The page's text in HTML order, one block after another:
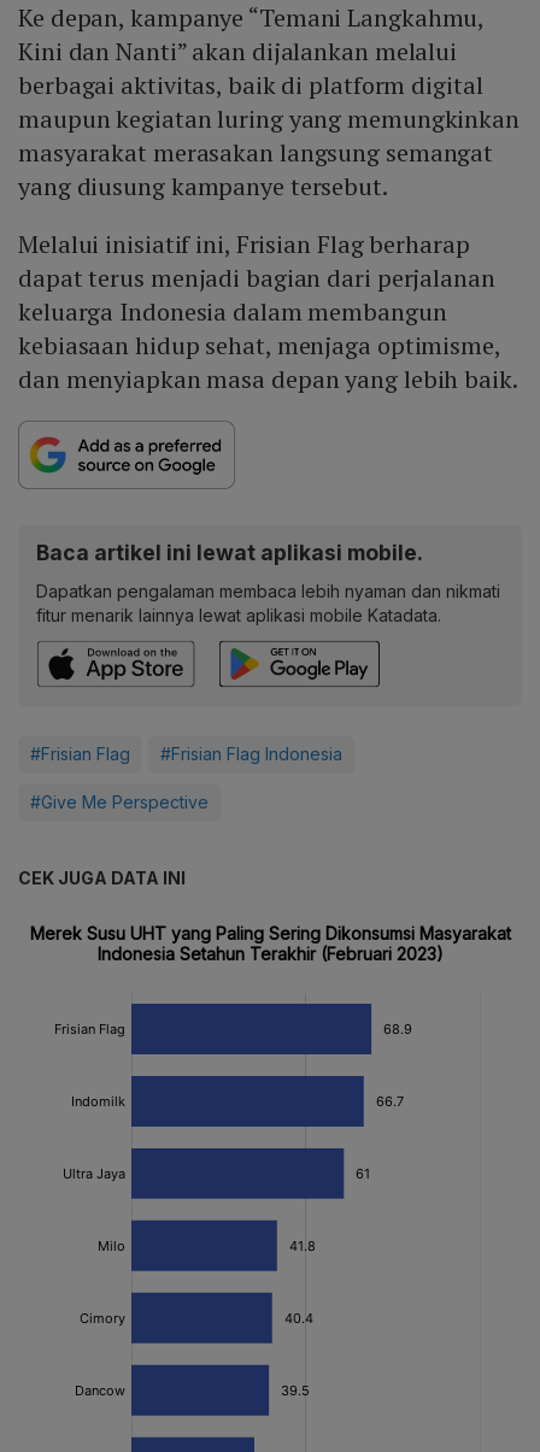
Ke depan, kampanye “Temani Langkahmu,
Kini dan Nanti” akan dijalankan melalui
berbagai aktivitas, baik di platform digital
maupun kegiatan luring yang memungkinkan
masyarakat merasakan langsung semangat
yang diusung kampanye tersebut.
Melalui inisiatif ini, Frisian Flag berharap
dapat terus menjadi bagian dari perjalanan
keluarga Indonesia dalam membangun
kebiasaan hidup sehat, menjaga optimisme,
dan menyiapkan masa depan yang lebih baik.
Baca artikel ini lewat aplikasi mobile.
Dapatkan pengalaman membaca lebih nyaman dan nikmati
fitur menarik lainnya lewat aplikasi mobile Katadata.
#Frisian Flag #Frisian Flag Indonesia
#Give Me Perspective
CEK JUGA DATA INI